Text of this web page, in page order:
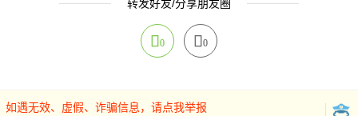
转发好友/分享朋友圈
0 0
如遇无效、虚假、诈骗信息，请点我举报